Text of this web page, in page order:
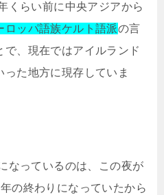
くらい前に中央アジアから
ロッパ語族ケルト語派の言
、現在ではアイルランド
た地方に現存していま
なっているのは、この夜が
の終わりになっていたから